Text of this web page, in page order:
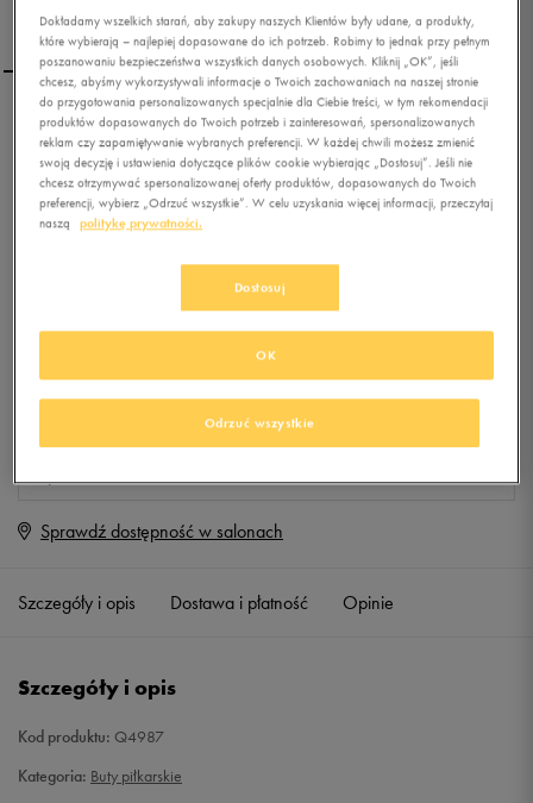
LOTTO STADIO POTENZA
III 700ID
0.0( 0)
złz Vat
KLUBIE 50 STYLE
Produkt niedostępny
Jeśli artykuł będzie ponownie dostępny, otrzymasz od nas powiadomienie.
Rozmiary EU
42 26,7 cm
Sprawdź dostępność w salonach
Szczegóły i opis Dostawa i płatność Opinie
Szczegóły i opis
Kod produktu: Q4987
Kategoria: Buty piłkarskie
Dokładamy wszelkich starań, aby zakupy naszych Klientów były udane, a produkty,
które wybierają – najlepiej dopasowane do ich potrzeb. Robimy to jednak przy pełnym
poszanowaniu bezpieczeństwa wszystkich danych osobowych. Kliknij „OK”, jeśli
chcesz, abyśmy wykorzystywali informacje o Twoich zachowaniach na naszej stronie
do przygotowania personalizowanych specjalnie dla Ciebie treści, w tym rekomendacji
produktów dopasowanych do Twoich potrzeb i zainteresowań, spersonalizowanych
reklam czy zapamiętywanie wybranych preferencji. W każdej chwili możesz zmienić
swoją decyzję i ustawienia dotyczące plików cookie wybierając „Dostosuj”. Jeśli nie
chcesz otrzymywać spersonalizowanej oferty produktów, dopasowanych do Twoich
preferencji, wybierz „Odrzuć wszystkie”. W celu uzyskania więcej informacji, przeczytaj
naszą
politykę prywatności.
Dostosuj
Odrzuć wszystkie
OK